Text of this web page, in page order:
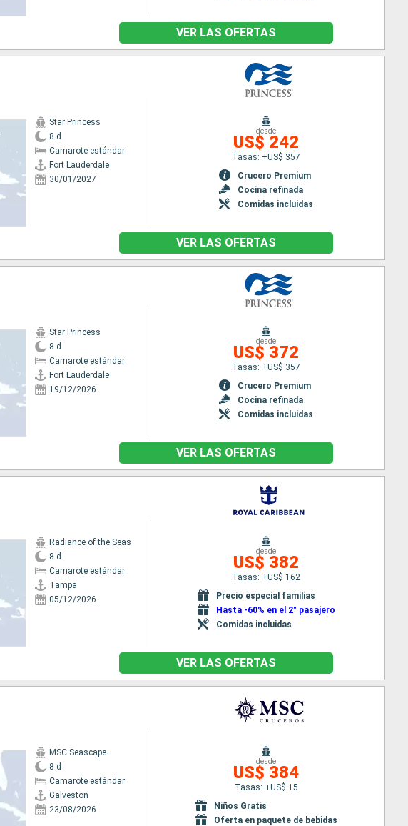
VER LAS OFERTAS
Star Princess
8 d
Camarote estándar
Fort Lauderdale
30/01/2027
desde
US$ 242
Tasas: +US$ 357
Crucero Premium
Cocina refinada
Comidas incluidas
VER LAS OFERTAS
Star Princess
8 d
Camarote estándar
Fort Lauderdale
19/12/2026
desde
US$ 372
Tasas: +US$ 357
Crucero Premium
Cocina refinada
Comidas incluidas
VER LAS OFERTAS
Radiance of the Seas
8 d
Camarote estándar
Tampa
05/12/2026
desde
US$ 382
Tasas: +US$ 162
Precio especial familias
Hasta -60% en el 2° pasajero
Comidas incluidas
VER LAS OFERTAS
MSC Seascape
8 d
Camarote estándar
Galveston
23/08/2026
desde
US$ 384
Tasas: +US$ 15
Niños Gratis
Oferta en paquete de bebidas